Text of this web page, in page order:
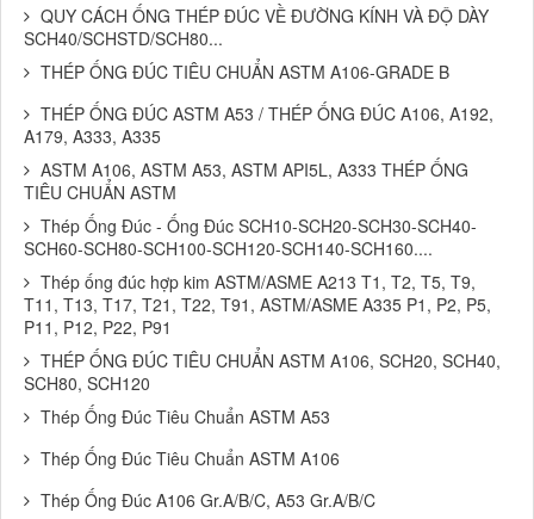
QUY CÁCH ỐNG THÉP ĐÚC VỀ ĐƯỜNG KÍNH VÀ ĐỘ DÀY
SCH40/SCHSTD/SCH80...
THÉP ỐNG ĐÚC TIÊU CHUẨN ASTM A106-GRADE B
THÉP ỐNG ĐÚC ASTM A53 / THÉP ỐNG ĐÚC A106, A192,
A179, A333, A335
ASTM A106, ASTM A53, ASTM API5L, A333 THÉP ỐNG
TIÊU CHUẨN ASTM
Thép Ống Đúc - Ống Đúc SCH10-SCH20-SCH30-SCH40-
SCH60-SCH80-SCH100-SCH120-SCH140-SCH160....
Thép ống đúc hợp kim ASTM/ASME A213 T1, T2, T5, T9,
T11, T13, T17, T21, T22, T91, ASTM/ASME A335 P1, P2, P5,
P11, P12, P22, P91
THÉP ỐNG ĐÚC TIÊU CHUẨN ASTM A106, SCH20, SCH40,
SCH80, SCH120
Thép Ống Đúc Tiêu Chuẩn ASTM A53
Thép Ống Đúc Tiêu Chuẩn ASTM A106
Thép Ống Đúc A106 Gr.A/B/C, A53 Gr.A/B/C